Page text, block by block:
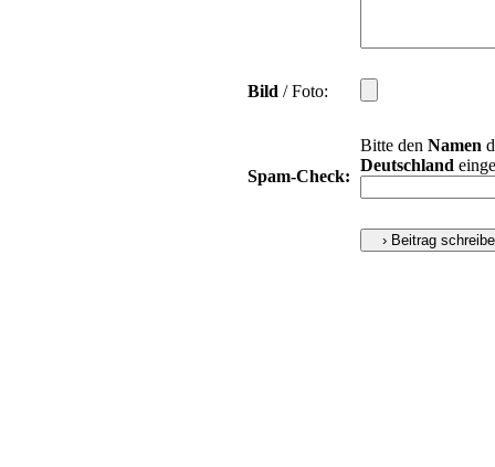
Bild / Foto:
Spam-Check:
Bitte den Namen
Deutschland